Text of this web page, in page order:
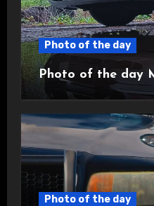
Photo of the day
Photo of the day
Photo of the day